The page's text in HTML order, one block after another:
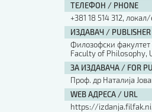
ТЕЛЕФОН / PHONE
+381 18 514 312, локал/
ИЗДАВАЧ / PUBLISHER
Филозофски
Faculty of Philosophy,
ЗА ИЗДАВАЧА / FOR
Проф. др Наталија
WEB АДРЕСА / URL
https://